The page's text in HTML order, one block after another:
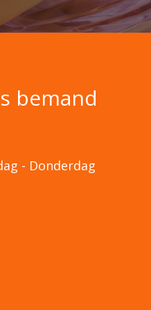
bemand
- Donderdag